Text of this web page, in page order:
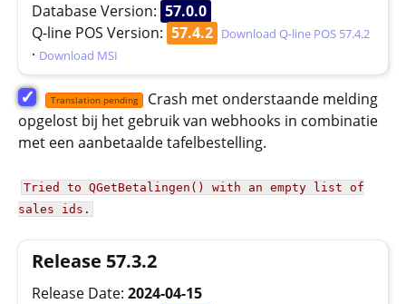
Database Version: 57.0.0
Q-line POS Version: 57.4.2 Download Q-line POS 57.4.2
· Download MSI
✓ Translation pending
Crash met onderstaande melding
opgelost bij het gebruik van webhooks in combinatie
met een aanbetaalde tafelbestelling.
Tried to QGetBetalingen() with an empty list of
sales ids.
Release 57.3.2
Release Date: 2024-04-15